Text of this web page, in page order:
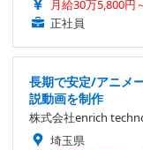
月給30万5,800円
正社員
長期で安定/アニメ
説動画を制作
株式会社enrich
埼玉県